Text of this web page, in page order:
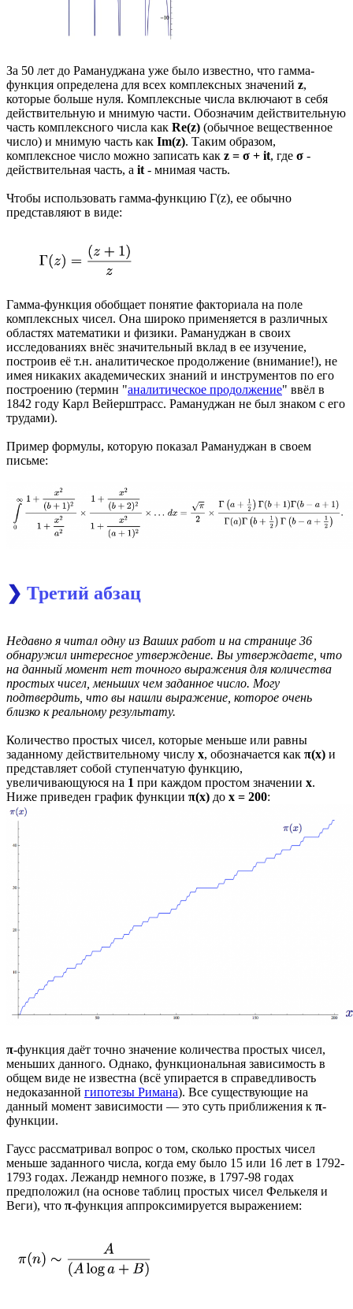
За 50 лет до Рамануджана уже было известно, что гамма-
функция определена для всех комплексных значений z,
которые больше нуля. Комплексные числа включают в себя
действительную и мнимую части. Обозначим действительную
часть комплексного числа как Re(z) (обычное вещественное
число) и мнимую часть как Im(z). Таким образом,
комплексное число можно записать как z = σ + it, где σ -
действительная часть, а it - мнимая часть.
Чтобы использовать гамма-функцию Γ(z), ее обычно
представляют в виде:
Гамма-функция обобщает понятие факториала на поле
комплексных чисел. Она широко применяется в различных
областях математики и физики. Рамануджан в своих
исследованиях внёс значительный вклад в ее изучение,
построив её т.н. аналитическое продолжение (внимание!), не
имея никаких академических знаний и инструментов по его
построению (термин "аналитическое продолжение" ввёл в
1842 году Карл Вейерштрасс. Рамануджан не был знаком с его
трудами).
Пример формулы, которую показал Рамануджан в своем
письме:
❯ Третий абзац
Недавно я читал одну из Ваших работ и на странице 36
обнаружил интересное утверждение. Вы утверждаете, что
на данный момент нет точного выражения для количества
простых чисел, меньших чем заданное число. Могу
подтвердить, что вы нашли выражение, которое очень
близко к реальному результату.
Количество простых чисел, которые меньше или равны
заданному действительному числу x, обозначается как π(x) и
представляет собой ступенчатую функцию,
увеличивающуюся на 1 при каждом простом значении x.
Ниже приведен график функции π(x) до x = 200:
π-функция даёт точно значение количества простых чисел,
меньших данного. Однако, функциональная зависимость в
общем виде не известна (всё упирается в справедливость
недоказанной гипотезы Римана). Все существующие на
данный момент зависимости — это суть приближения к π-
функции.
Гаусс рассматривал вопрос о том, сколько простых чисел
меньше заданного числа, когда ему было 15 или 16 лет в 1792-
1793 годах. Лежандр немного позже, в 1797-98 годах
предположил (на основе таблиц простых чисел Фелькеля и
Веги), что π-функция аппроксимируется выражением: